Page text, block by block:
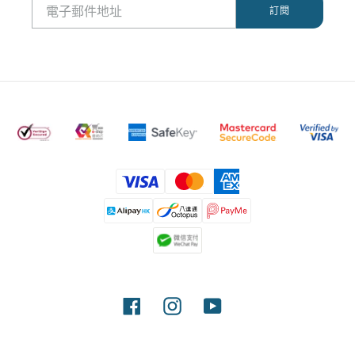
付
款
方
式
FacebookInstagramYouTube